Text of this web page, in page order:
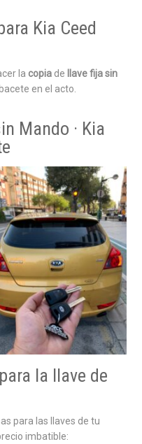
Kia Ceed
la copia de
llave fija sin
en el acto.
Mando · Kia
la llave de
para las llaves de tu
imbatible: